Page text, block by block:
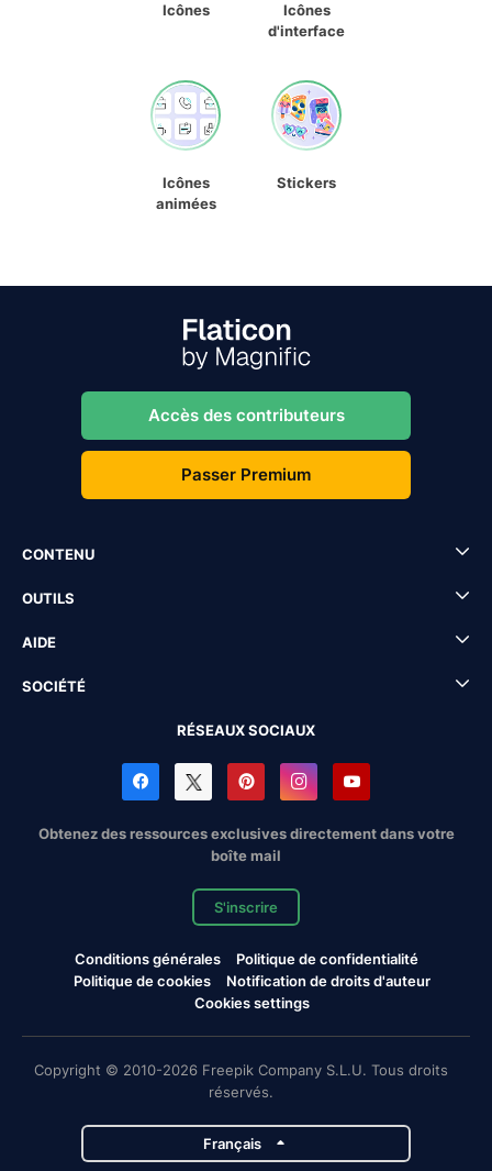
Icônes
Icônes
d'interface
Icônes
animées
Stickers
Accès des contributeurs
Passer Premium
CONTENU
OUTILS
AIDE
SOCIÉTÉ
RÉSEAUX SOCIAUX
Obtenez des ressources exclusives directement dans votre
boîte mail
S'inscrire
Conditions générales
Politique de confidentialité
Politique de cookies
Notification de droits d'auteur
Cookies settings
Copyright © 2010-2026 Freepik Company S.L.U. Tous droits
réservés.
Français